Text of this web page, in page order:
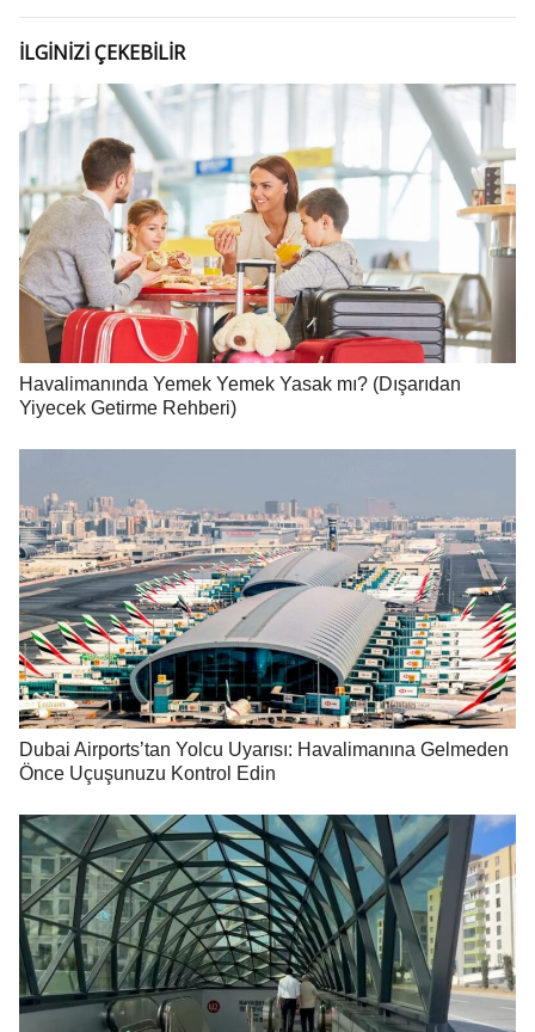
İLGİNİZİ ÇEKEBİLİR
Havalimanında Yemek Yemek Yasak mı? (Dışarıdan
Yiyecek Getirme Rehberi)
Dubai Airports’tan Yolcu Uyarısı: Havalimanına Gelmeden
Önce Uçuşunuzu Kontrol Edin